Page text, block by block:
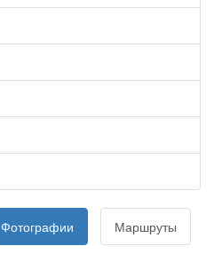
Фотографии Маршруты